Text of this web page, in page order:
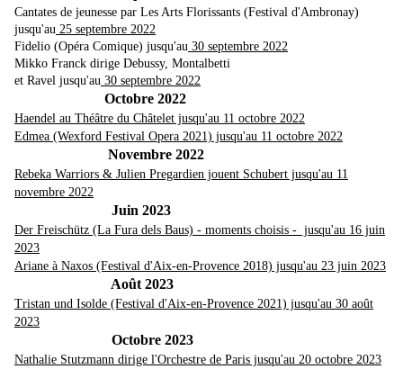
Cantates de jeunesse par Les Arts Florissants (Festival d'Ambronay)
jusqu'au 25 septembre 2022
Fidelio (Opéra Comique) jusqu'au 30 septembre 2022
Mikko Franck dirige Debussy, Montalbetti
et Ravel jusqu'au 30 septembre 2022
Octobre 2022
Haendel au Théâtre du Châtelet jusqu'au 11 octobre 2022
Edmea (Wexford Festival Opera 2021) jusqu'au 11 octobre 2022
Novembre 2022
Rebeka Warriors & Julien Pregardien jouent Schubert jusqu'au 11
novembre 2022
Juin 2023
Der Freischütz (La Fura dels Baus) - moments choisis - jusqu'au 16 juin
2023
Ariane à Naxos (Festival d'Aix-en-Provence 2018) jusqu'au 23 juin 2023
Août 2023
Tristan und Isolde (Festival d'Aix-en-Provence 2021) jusqu'au 30 août
2023
Octobre 2023
Nathalie Stutzmann dirige l'Orchestre de Paris jusqu'au 20 octobre 2023